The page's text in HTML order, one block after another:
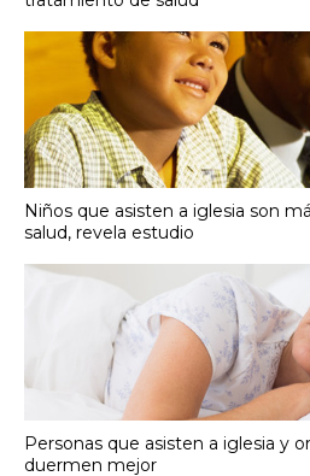
Niños que asisten a iglesia son
salud, revela estudio
Personas que asisten a iglesia y
duermen mejor